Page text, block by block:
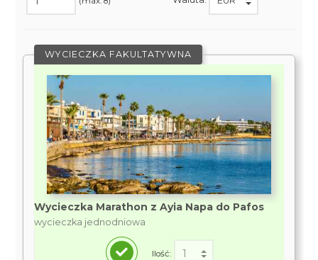
WYCIECZKA FAKULTATYWNA
Wycieczka Marathon z Ayia Napa do Pafos
wycieczka jednodniowa
Ilość: